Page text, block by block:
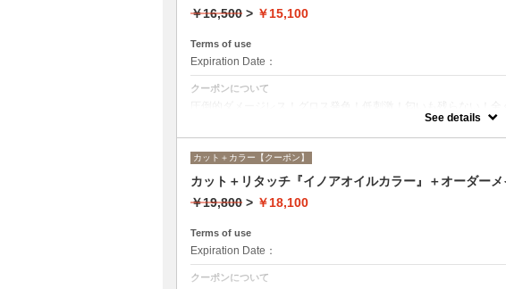
￥16,500 > ￥15,100
Terms of use
Expiration Date：
クーポンについて
See details
カット＋カラー【クーポン】
カット＋リタッチ『イノアオイルカラー』＋オーダー
￥19,800 > ￥18,100
Terms of use
Expiration Date：
クーポンについて